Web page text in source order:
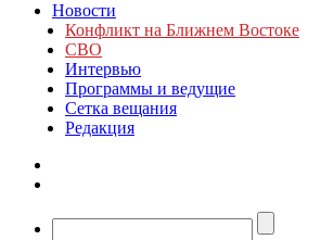
Новости
Конфликт на Ближнем Востоке
СВО
Интервью
Программы и ведущие
Сетка вещания
Редакция